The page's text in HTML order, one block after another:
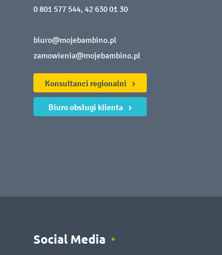
0 801 577 544, 42 630 01 30
biuro@mojebambino.pl
zamowienia@mojebambino.pl
Konsultanci regionalni
Biuro obsługi klienta
Social Media